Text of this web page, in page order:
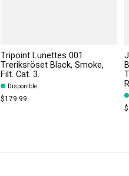
Tripoint Lunettes 001
Treriksröset Black, Smoke,
Filt. Cat. 3.
Disponible
$179.99